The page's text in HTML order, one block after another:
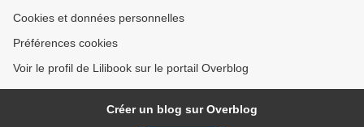
Cookies et données personnelles
Préférences cookies
Voir le profil de Lilibook sur le portail Overblog
Créer un blog sur Overblog